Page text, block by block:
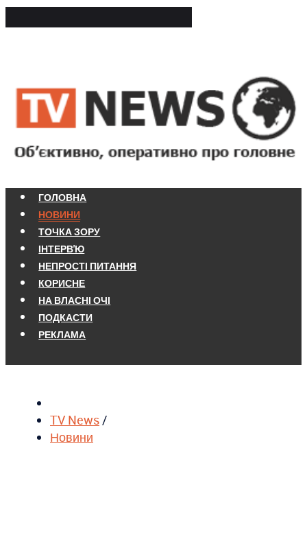
ГОЛОВНА
НОВИНИ
ТОЧКА ЗОРУ
ІНТЕРВ'Ю
НЕПРОСТІ ПИТАННЯ
КОРИСНЕ
НА ВЛАСНІ ОЧІ
ПОДКАСТИ
РЕКЛАМА
TV News/
Новини